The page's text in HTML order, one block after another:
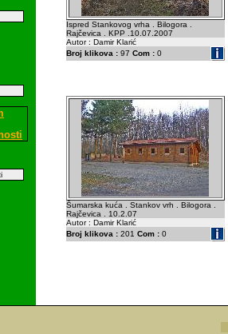
Ispred Stankovog vrha . Bilogora .
Rajčevica . KPP .10.07.2007
Autor : Damir Klarić
Broj klikova :97 Com :0
Šumarska kuća . Stankov vrh . Bilogora .
Rajčevica . 10.2.07
Autor : Damir Klarić
Broj klikova :201 Com :0